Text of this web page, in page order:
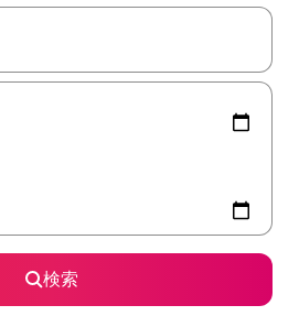
、上下の矢印キーを使って移動するか
検索